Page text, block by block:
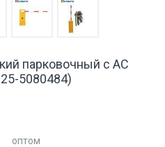
парковочный с AC
5080484)
оптом